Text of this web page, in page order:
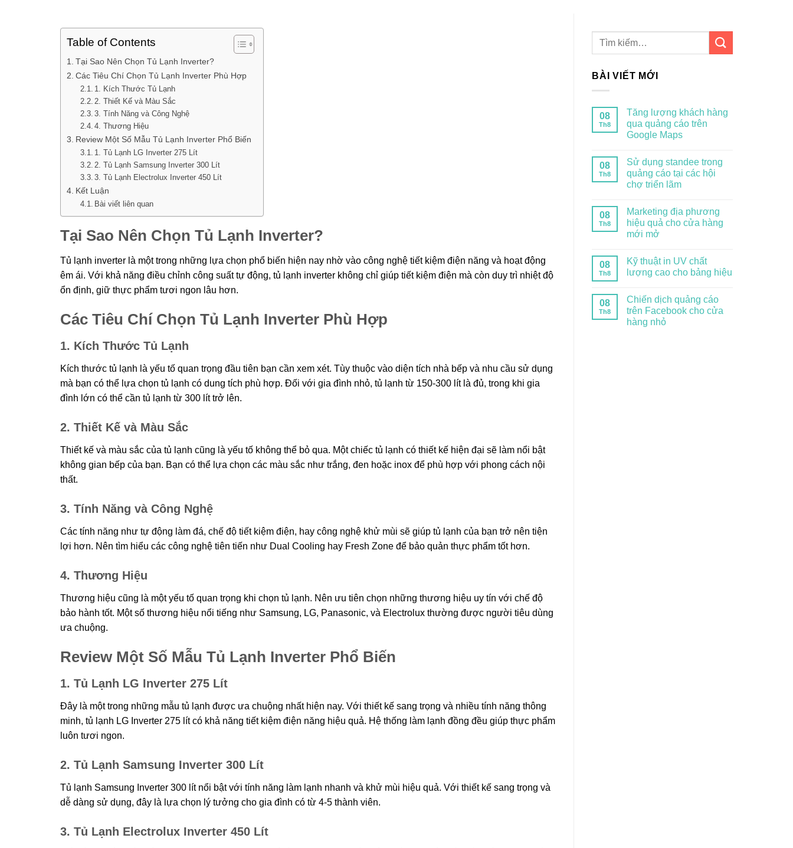
Table of Contents
Tại Sao Nên Chọn Tủ Lạnh Inverter?
Các Tiêu Chí Chọn Tủ Lạnh Inverter Phù Hợp
1. Kích Thước Tủ Lạnh
2. Thiết Kế và Màu Sắc
3. Tính Năng và Công Nghệ
4. Thương Hiệu
Review Một Số Mẫu Tủ Lạnh Inverter Phổ Biến
1. Tủ Lạnh LG Inverter 275 Lít
2. Tủ Lạnh Samsung Inverter 300 Lít
3. Tủ Lạnh Electrolux Inverter 450 Lít
Kết Luận
Bài viết liên quan
Tại Sao Nên Chọn Tủ Lạnh Inverter?
Tủ lạnh inverter là một trong những lựa chọn phổ biến hiện nay nhờ vào công nghệ tiết kiệm điện năng và hoạt động
êm ái. Với khả năng điều chỉnh công suất tự động, tủ lạnh inverter không chỉ giúp tiết kiệm điện mà còn duy trì nhiệt độ
ổn định, giữ thực phẩm tươi ngon lâu hơn.
Các Tiêu Chí Chọn Tủ Lạnh Inverter Phù Hợp
1. Kích Thước Tủ Lạnh
Kích thước tủ lạnh là yếu tố quan trọng đầu tiên bạn cần xem xét. Tùy thuộc vào diện tích nhà bếp và nhu cầu sử dụng
mà bạn có thể lựa chọn tủ lạnh có dung tích phù hợp. Đối với gia đình nhỏ, tủ lạnh từ 150-300 lít là đủ, trong khi gia
đình lớn có thể cần tủ lạnh từ 300 lít trở lên.
2. Thiết Kế và Màu Sắc
Thiết kế và màu sắc của tủ lạnh cũng là yếu tố không thể bỏ qua. Một chiếc tủ lạnh có thiết kế hiện đại sẽ làm nổi bật
không gian bếp của bạn. Bạn có thể lựa chọn các màu sắc như trắng, đen hoặc inox để phù hợp với phong cách nội
thất.
3. Tính Năng và Công Nghệ
Các tính năng như tự động làm đá, chế độ tiết kiệm điện, hay công nghệ khử mùi sẽ giúp tủ lạnh của bạn trở nên tiện
lợi hơn. Nên tìm hiểu các công nghệ tiên tiến như Dual Cooling hay Fresh Zone để bảo quản thực phẩm tốt hơn.
4. Thương Hiệu
Thương hiệu cũng là một yếu tố quan trọng khi chọn tủ lạnh. Nên ưu tiên chọn những thương hiệu uy tín với chế độ
bảo hành tốt. Một số thương hiệu nổi tiếng như Samsung, LG, Panasonic, và Electrolux thường được người tiêu dùng
ưa chuộng.
Review Một Số Mẫu Tủ Lạnh Inverter Phổ Biến
1. Tủ Lạnh LG Inverter 275 Lít
Đây là một trong những mẫu tủ lạnh được ưa chuộng nhất hiện nay. Với thiết kế sang trọng và nhiều tính năng thông
minh, tủ lạnh LG Inverter 275 lít có khả năng tiết kiệm điện năng hiệu quả. Hệ thống làm lạnh đồng đều giúp thực phẩm
luôn tươi ngon.
2. Tủ Lạnh Samsung Inverter 300 Lít
Tủ lạnh Samsung Inverter 300 lít nổi bật với tính năng làm lạnh nhanh và khử mùi hiệu quả. Với thiết kế sang trọng và
dễ dàng sử dụng, đây là lựa chọn lý tưởng cho gia đình có từ 4-5 thành viên.
3. Tủ Lạnh Electrolux Inverter 450 Lít
BÀI VIẾT MỚI
08
Th8
Tăng lượng khách hàng
qua quảng cáo trên
Google Maps
08
Th8
Sử dụng standee trong
quảng cáo tại các hội
chợ triển lãm
08
Th8
Marketing địa phương
hiệu quả cho cửa hàng
mới mở
08
Th8
Kỹ thuật in UV chất
lượng cao cho bảng hiệu
08
Th8
Chiến dịch quảng cáo
trên Facebook cho cửa
hàng nhỏ